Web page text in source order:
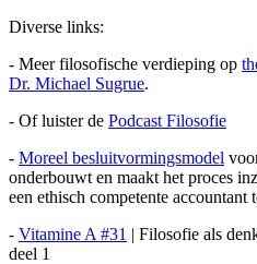
Diverse links:
- Meer filosofische verdieping op
Dr. Michael Sugrue.
- Of luister de Podcast Filosofie
- Moreel besluitvormingsmodel
onderbouwt en maakt het proces
een ethisch competente
- Vitamine A #31 | Filosofie als
deel 1